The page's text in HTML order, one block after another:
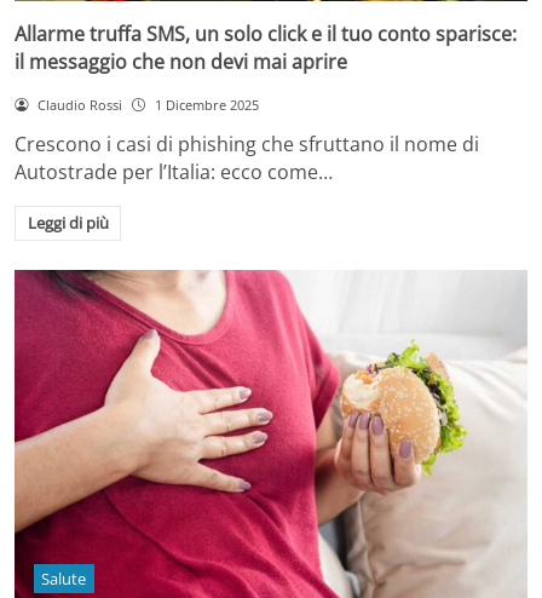
Allarme truffa SMS, un solo click e il tuo conto sparisce:
il messaggio che non devi mai aprire
Claudio Rossi 1 Dicembre 2025
Crescono i casi di phishing che sfruttano il nome di
Autostrade per l’Italia: ecco come…
Leggi di più
Salute